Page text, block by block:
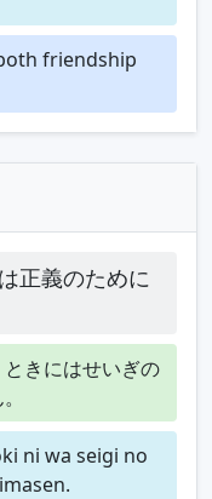
friendship
正義のために
きにはせいぎの
ni wa seigi no